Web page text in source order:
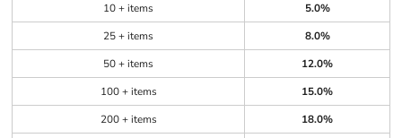
10 + items
5.0%
25 + items
8.0%
50 + items
12.0%
100 + items
15.0%
200 + items
18.0%